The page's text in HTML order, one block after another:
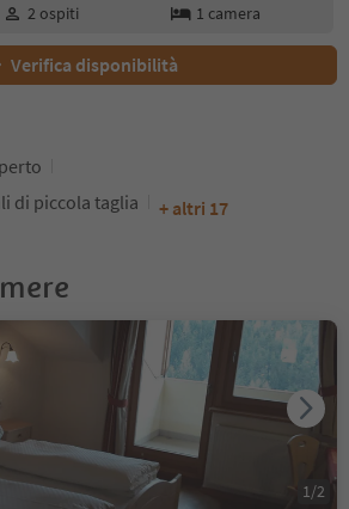
2 ospiti 1 camera
Verifica disponibilità
di piccola taglia
+ altri 17
1 /2